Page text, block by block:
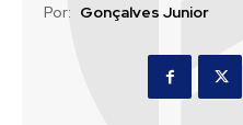
Por: Gonçalves Junior